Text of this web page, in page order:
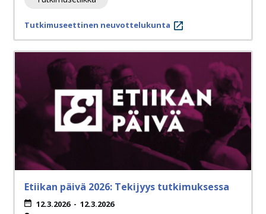
Tutkimuseettinen neuvottelukunta
Etiikan päivä 2026: Tekijyys tutkimuksessa
12.3.2026- 12.3.2026